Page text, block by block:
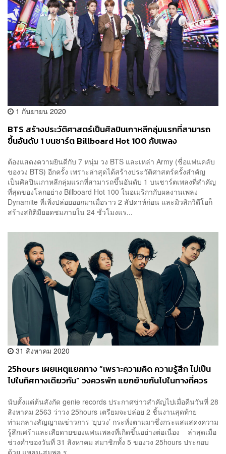
1 กันยายน 2020
BTS สร้างประวัติศาสตร์เป็นศิลปินเกาหลีกลุ่มแรกที่สามารถ
ขึ้นอันดับ 1 บนชาร์ต Billboard Hot 100 กับเพลง
ต้องแสดงความยินดีกับ 7 หนุ่ม วง BTS และเหล่า Army (ชื่อแฟนคลับ
ของวง BTS) อีกครั้ง เพราะล่าสุดได้สร้างประวัติศาสตร์ครั้งสำคัญ
เป็นศิลปินเกาหลีกลุ่มแรกที่สามารถขึ้นอันดับ 1 บนชาร์ตเพลงที่สำคัญ
ที่สุดของโลกอย่าง Billboard Hot 100 ในอเมริกากับผลงานเพลง
Dynamite ที่เพิ่งปล่อยออกมาเมื่อราว 2 สัปดาห์ก่อน และมิวสิกวิดีโอก็
สร้างสถิติมียอดชมภายใน 24 ชั่วโมงแร...
31 สิงหาคม 2020
25hours เผยเหตุแยกทาง “เพราะความคิด ความรู้สึก ไม่เป็น
ไปในทิศทางเดียวกัน” วงควรพัก แยกย้ายกันไปในทางที่ควร
นับตั้งแต่ต้นสังกัด genie records ประกาศข่าวสำคัญไปเมื่อคืนวันที่ 28
สิงหาคม 2563 ว่าวง 25hours เตรียมจะปล่อย 2 ชิ้นงานสุดท้าย
ท่ามกลางสัญญาณข่าวการ ‘ยุบวง’ กระทั่งตามมาซึ่งกระแสแสดงความ
รู้สึกเศร้าและเสียดายของแฟนเพลงที่เกิดขึ้นอย่างต่อเนื่อง ล่าสุดเมื่อ
ช่วงค่ำของวันที่ 31 สิงหาคม สมาชิกทั้ง 5 ของวง 25hours ประกอบ
ด้วย แหลม-สมพล ร...